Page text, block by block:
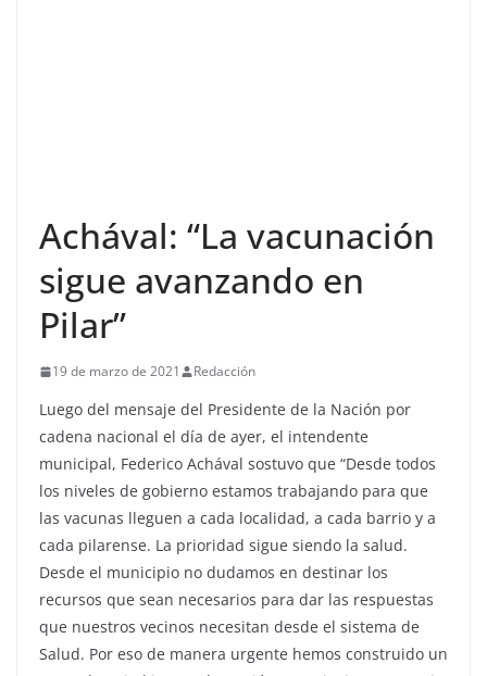
Achával: “La vacunación
sigue avanzando en
Pilar”
19 de marzo de 2021 Redacción
Luego del mensaje del Presidente de la Nación por
cadena nacional el día de ayer, el intendente
municipal, Federico Achával sostuvo que “Desde todos
los niveles de gobierno estamos trabajando para que
las vacunas lleguen a cada localidad, a cada barrio y a
cada pilarense. La prioridad sigue siendo la salud.
Desde el municipio no dudamos en destinar los
recursos que sean necesarios para dar las respuestas
que nuestros vecinos necesitan desde el sistema de
Salud. Por eso de manera urgente hemos construido un